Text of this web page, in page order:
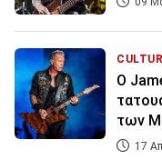
Ο
των
17